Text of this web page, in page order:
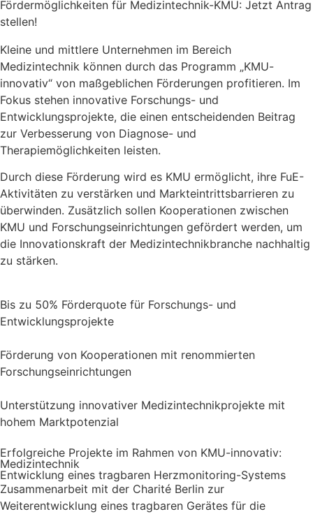
Fördermöglichkeiten für Medizintechnik-KMU: Jetzt Antrag
stellen!
Kleine und mittlere Unternehmen im Bereich
Medizintechnik können durch das Programm „KMU-
innovativ“ von maßgeblichen Förderungen profitieren. Im
Fokus stehen innovative Forschungs- und
Entwicklungsprojekte, die einen entscheidenden Beitrag
zur Verbesserung von Diagnose- und
Therapiemöglichkeiten leisten.
Durch diese Förderung wird es KMU ermöglicht, ihre FuE-
Aktivitäten zu verstärken und Markteintrittsbarrieren zu
überwinden. Zusätzlich sollen Kooperationen zwischen
KMU und Forschungseinrichtungen gefördert werden, um
die Innovationskraft der Medizintechnikbranche nachhaltig
zu stärken.
Bis zu 50% Förderquote für Forschungs- und
Entwicklungsprojekte
Förderung von Kooperationen mit renommierten
Forschungseinrichtungen
Unterstützung innovativer Medizintechnikprojekte mit
hohem Marktpotenzial
Erfolgreiche Projekte im Rahmen von KMU-innovativ:
Medizintechnik
Entwicklung eines tragbaren Herzmonitoring-Systems
Zusammenarbeit mit der Charité Berlin zur
Weiterentwicklung eines tragbaren Gerätes für die